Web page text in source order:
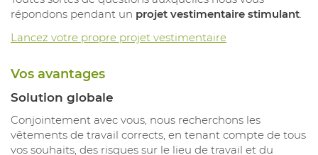
répondons pendant un projet vestimentaire stimulant
Lancez votre propre projet vestimentaire
Vos avantages
Solution globale
Conjointement avec vous, nous recherchons les
vêtements de travail corrects, en tenant compte de tous
vos souhaits, des risques sur le lieu de travail et du